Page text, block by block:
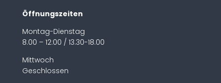
Öffnungszeiten
Montag-Dienstag
8.00 – 12:00 / 13.30-18.00
Mittwoch
Geschlossen